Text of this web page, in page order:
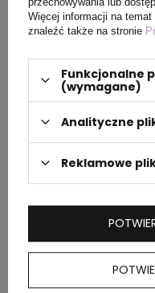
PAKOWANIE
Wymiary
kartonu
zewnętrznego
Waga
kartonu
zewnętrznego
Więcej informacji na
znaleźć także na stronie
Funkcjonalne
(wymagane)
Analityczne
Reklamowe